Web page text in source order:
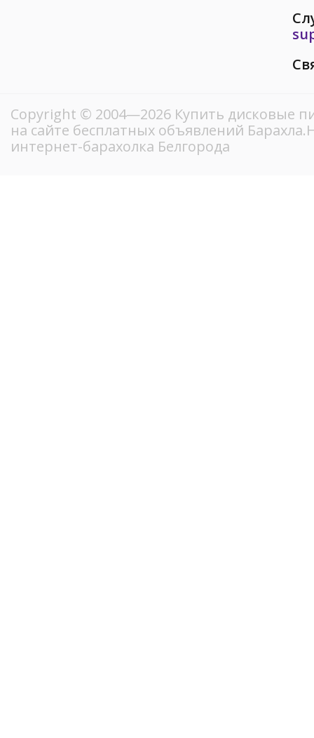
Copyright © 2004—2026 Купить дисковые
на сайте бесплатных объявлений
интернет-барахолка Белгорода